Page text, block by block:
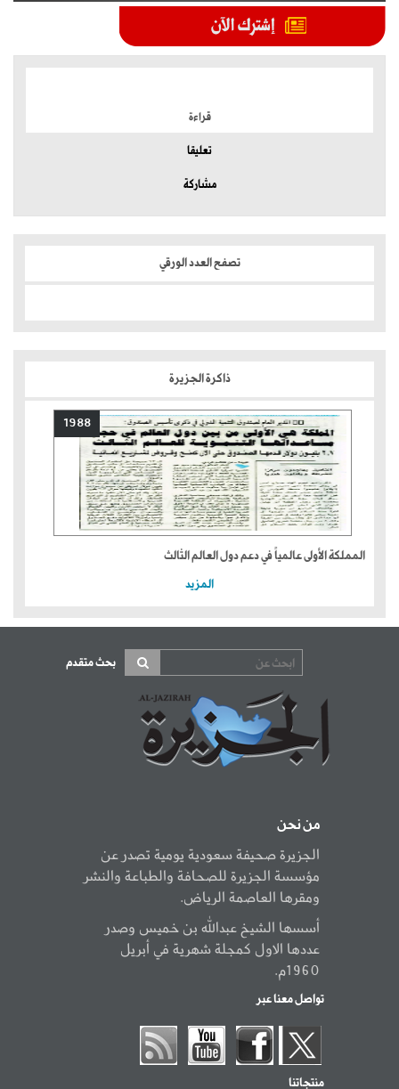
قراءة
تعليقا
مشاركة
تصفح العدد الورقي
ذاكرة الجزيرة
1988
المملكة الأولى عالمياً في دعم دول العالم الثالث
المزيد
بحث متقدم
من نحن
الجزيرة صحيفة سعودية يومية تصدر عن
مؤسسة الجزيرة للصحافة والطباعة والنشر
ومقرها العاصمة الرياض.
أسسها الشيخ عبدالله بن خميس وصدر
عددها الاول كمجلة شهرية في أبريل
1960م.
تواصل معنا عبر
منتجاتنا